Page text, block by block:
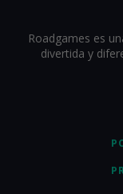
Roadgames es
divertida y